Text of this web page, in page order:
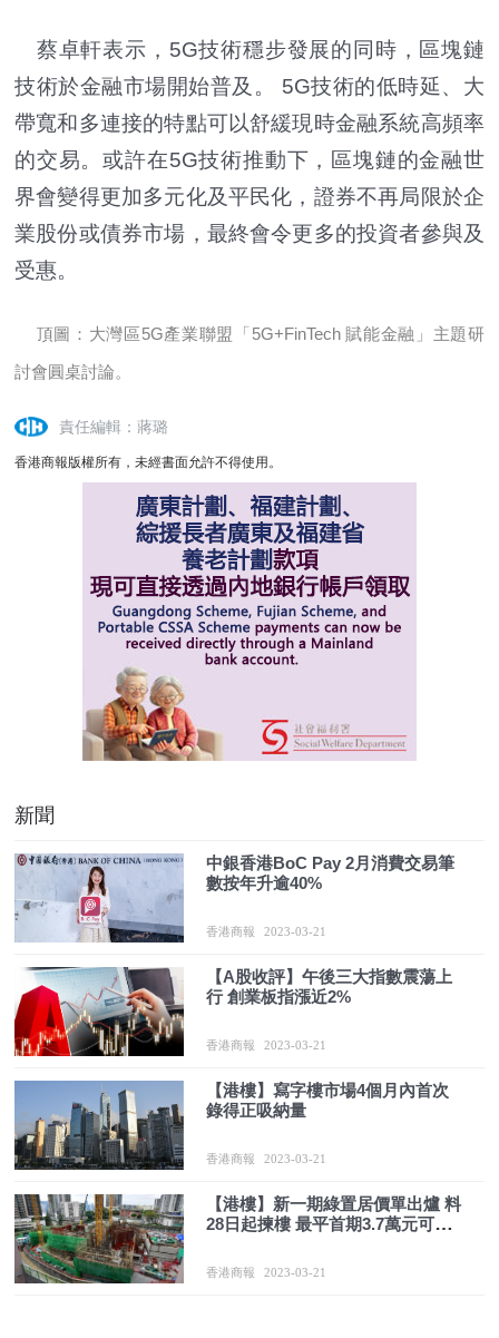
蔡卓軒表示，5G技術穩步發展的同時，區塊鏈
技術於金融市場開始普及。 5G技術的低時延、大
帶寬和多連接的特點可以舒緩現時金融系統高頻率
的交易。或許在5G技術推動下，區塊鏈的金融世
界會變得更加多元化及平民化，證券不再局限於企
業股份或債券市場，最終會令更多的投資者參與及
受惠。
頂圖：大灣區5G產業聯盟「5G+FinTech 賦能金融」主題研
討會圓桌討論。
責任編輯：蔣璐
香港商報版權所有，未經書面允許不得使用。
新聞
中銀香港BoC Pay 2月消費交易筆
數按年升逾40%
香港商報 2023-03-21
【A股收評】午後三大指數震蕩上
行 創業板指漲近2%
香港商報 2023-03-21
【港樓】寫字樓市場4個月內首次
錄得正吸納量
香港商報 2023-03-21
【港樓】新一期綠置居價單出爐 料
28日起揀樓 最平首期3.7萬元可上
香港商報 2023-03-21